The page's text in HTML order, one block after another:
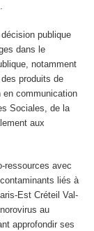
publique
dans le
notamment
produits de
communication
Sociales, de la
aux
ressources avec
liés à
Est Créteil Val-
au
approfondir ses